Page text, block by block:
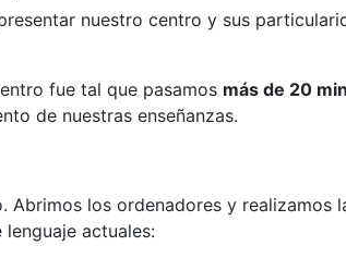
nuestro centro y sus
fue tal que pasamos más de 20
de nuestras enseñanzas.
los ordenadores y realizamos
actuales: